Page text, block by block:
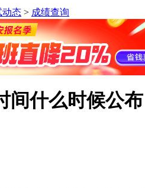
动态 > 成绩查询
间什么时候公布